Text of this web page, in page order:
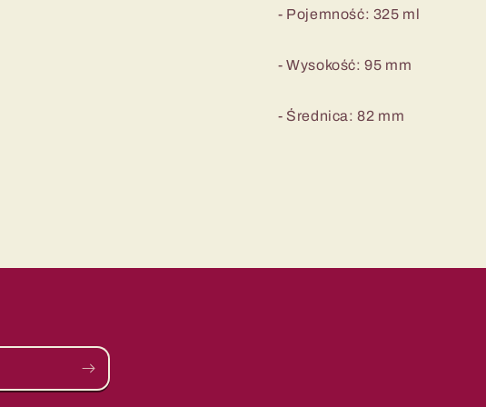
- Pojemność: 325 ml
- Wysokość: 95 mm
- Średnica: 82 mm